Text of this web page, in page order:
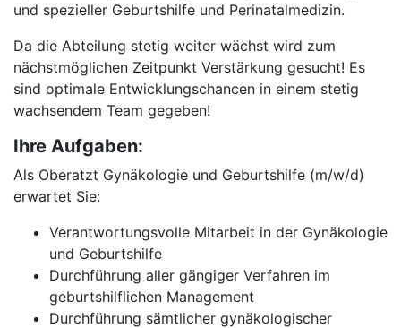
und spezieller Geburtshilfe und Perinatalmedizin.
Da die Abteilung stetig weiter wächst wird zum
nächstmöglichen Zeitpunkt Verstärkung gesucht! Es
sind optimale Entwicklungschancen in einem stetig
wachsendem Team gegeben!
Ihre Aufgaben:
Als Oberatzt Gynäkologie und Geburtshilfe (m/w/d)
erwartet Sie:
Verantwortungsvolle Mitarbeit in der Gynäkologie
und Geburtshilfe
Durchführung aller gängiger Verfahren im
geburtshilflichen Management
Durchführung sämtlicher gynäkologischer